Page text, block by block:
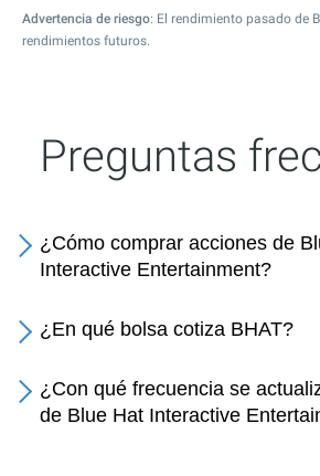
Advertencia de riesgo: El rendimiento pasado de
rendimientos futuros.
Preguntas
¿Cómo comprar acciones de
Interactive Entertainment?
¿En qué bolsa cotiza BHAT?
¿Con qué frecuencia se
de Blue Hat Interactive